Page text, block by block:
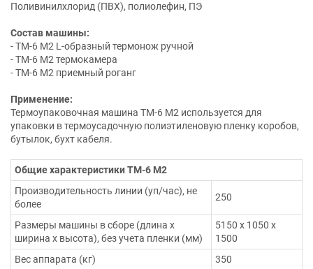
Поливинилхлорид (ПВХ), полиолефин, ПЭ
Состав машины:
- ТМ-6 М2 L-образный термонож ручной
- ТМ-6 М2 термокамера
- ТМ-6 М2 приемный роганг
Применение:
Термоупаковочная машина ТМ-6 М2 используется для
упаковки в термоусадочную полиэтиленовую пленку коробов,
бутылок, бухт кабеля.
Общие характеристики ТМ-6 М2
Производительность линии (уп/час), не
более
250
Размеры машины в сборе (длина х
ширина х высота), без учета пленки (мм)
5150 х 1050 х
1500
Вес аппарата (кг)
350